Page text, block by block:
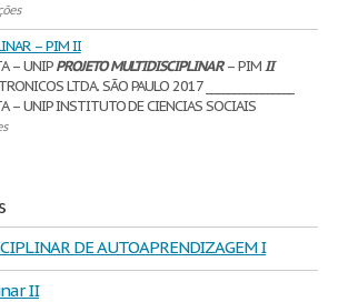
– PIM II
– UNIPPROJETOMULTIDISCIPLINAR– PIMII
LTDA. SÃO PAULO 2017 ________________
– UNIP INSTITUTO DE CIENCIAS SOCIAIS
DE AUTOAPRENDIZAGEM I
II